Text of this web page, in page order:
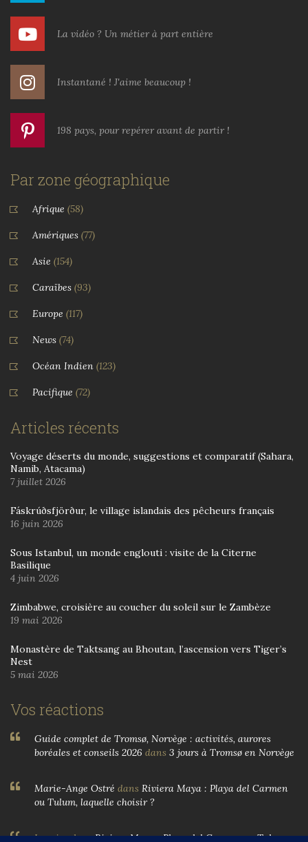
La vidéo ? Un métier à part entière
Instantané ! J'aime beaucoup !
198 pays, pour repérer avant de partir !
Par zone géographique
Afrique (58)
Amériques (77)
Asie (154)
Caraïbes (93)
Europe (117)
News (74)
Océan Indien (123)
Pacifique (72)
Articles récents
Voyage déserts du monde, suggestions et comparatif (Sahara,
Namib, Atacama)
7 juillet 2026
Fáskrúðsfjörður, le village islandais des pêcheurs français
16 juin 2026
Sous Istanbul, un monde englouti : visite de la Citerne
Basilique
4 juin 2026
Zimbabwe, croisière au coucher du soleil sur le Zambèze
19 mai 2026
Monastère de Taktsang au Bhoutan, l’ascension vers Tiger’s
Nest
5 mai 2026
Vos réactions
Guide complet de Tromsø, Norvège : activités, aurores
boréales et conseils 2026 dans 3 jours à Tromsø en Norvège
Marie-Ange Ostré dans Riviera Maya : Playa del Carmen
ou Tulum, laquelle choisir ?
LarnierdansRiviera Maya : Playa del Carmen ou Tulum,